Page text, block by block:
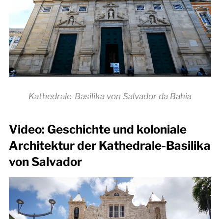
Kathedrale-Basilika von Salvador da Bahia
Video: Geschichte und koloniale
Architektur der Kathedrale-Basilika
von Salvador